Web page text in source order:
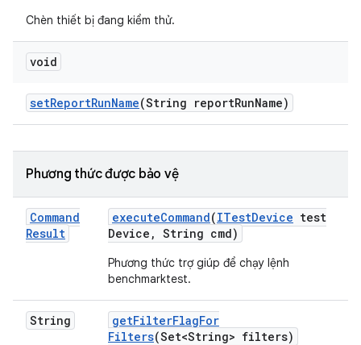
Chèn thiết bị đang kiểm thử.
void
setReportRunName(String reportRunName)
Phương thức được bảo vệ
Command
Result
executeCommand(ITestDevice test
Device , String cmd)
Phương thức trợ giúp để chạy lệnh
benchmarktest.
String getFilterFlagFor
Filters(Set<String> filters)